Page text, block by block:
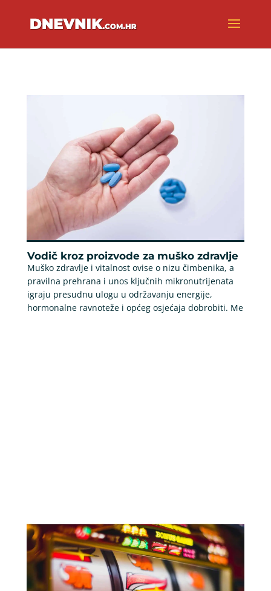
Vodič kroz proizvode za muško zdravlje
Muško zdravlje i vitalnost ovise o nizu čimbenika, a
pravilna prehrana i unos ključnih mikronutrijenata
igraju presudnu ulogu u održavanju energije,
hormonalne ravnoteže i općeg osjećaja dobrobiti. Me